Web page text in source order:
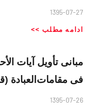
1395-07-27
ادامه مطلب >>
مبانی تأویل آیات
فی
1395-07-26